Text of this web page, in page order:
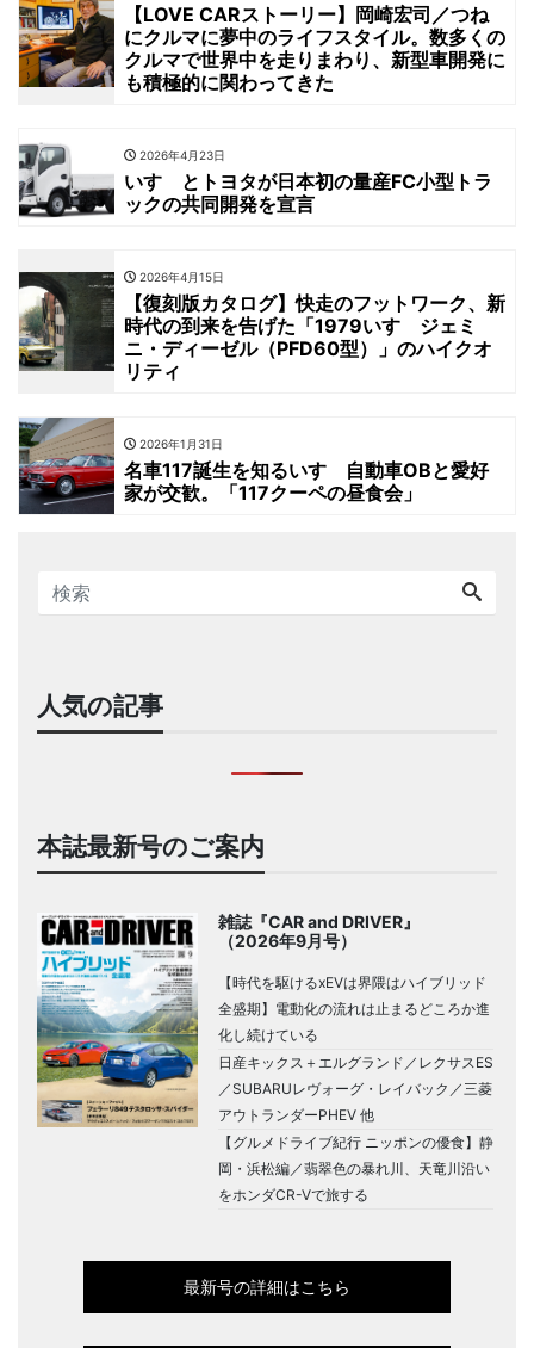
【LOVE CARストーリー】岡崎宏司／つね
にクルマに夢中のライフスタイル。数多くの
クルマで世界中を走りまわり、新型車開発に
も積極的に関わってきた
2026年4月23日
いすゞとトヨタが日本初の量産FC小型トラ
ックの共同開発を宣言
2026年4月15日
【復刻版カタログ】快走のフットワーク、新
時代の到来を告げた「1979いすゞジェミ
ニ・ディーゼル（PFD60型）」のハイクオ
リティ
2026年1月31日
名車117誕生を知るいすゞ自動車OBと愛好
家が交歓。「117クーペの昼食会」
人気の記事
本誌最新号のご案内
雑誌『CAR and DRIVER』
（2026年9月号）
【時代を駆けるxEVは界隈はハイブリッド
全盛期】電動化の流れは止まるどころか進
化し続けている
日産キックス＋エルグランド／レクサスES
／SUBARUレヴォーグ・レイバック／三菱
アウトランダーPHEV 他
【グルメドライブ紀行 ニッポンの優食】静
岡・浜松編／翡翠色の暴れ川、天竜川沿い
をホンダCR-Vで旅する
最新号の詳細はこちら